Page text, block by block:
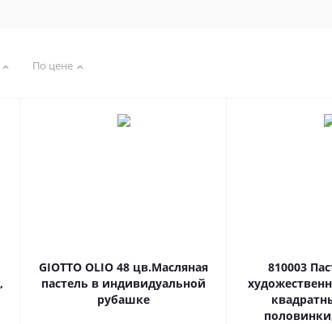
По цене
GIOTTO OLIO 48 цв.Масляная
пастель в индивидуальной
рубашке
810003 Пастель сухая